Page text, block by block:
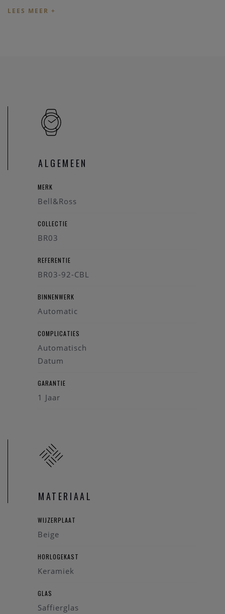
het horloge toch nog op voorraad is en niet net verkocht is.
ALGEMEEN
MERK
Bell&Ross
COLLECTIE
BR03
REFERENTIE
BR03-92-CBL
BINNENWERK
Automatic
COMPLICATIES
Automatisch
Datum
GARANTIE
1 Jaar
MATERIAAL
WIJZERPLAAT
Beige
HORLOGEKAST
Keramiek
GLAS
Saffierglas